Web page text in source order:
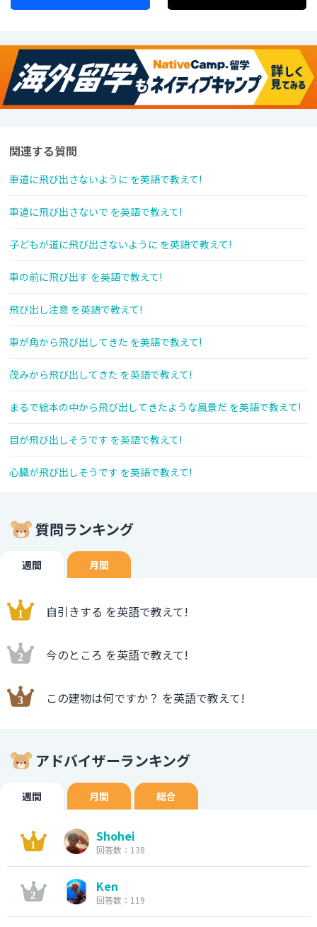
関連する質問
車道に飛び出さないように を英語で教えて!
車道に飛び出さないで を英語で教えて!
子どもが道に飛び出さないように を英語で教えて!
車の前に飛び出す を英語で教えて!
飛び出し注意 を英語で教えて!
車が角から飛び出してきた を英語で教えて!
茂みから飛び出してきた を英語で教えて!
まるで絵本の中から飛び出してきたような風景だ を英語で教えて!
目が飛び出しそうです を英語で教えて!
心臓が飛び出しそうです を英語で教えて!
質問ランキング
週間 月間
自引きする を英語で教えて!
今のところ を英語で教えて!
この建物は何ですか？ を英語で教えて!
アドバイザーランキング
週間 月間 総合
Shohei
回答数：138
Ken
回答数：119